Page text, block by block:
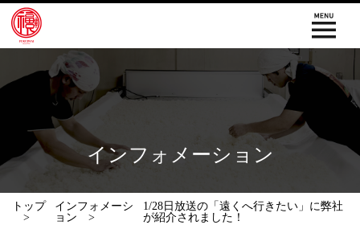
インフォメーション
トップ
インフォメーシ
ョン
1/28日放送の「遠くへ行きたい」に弊社
が紹介されました！